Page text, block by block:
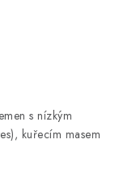
s nízkým
kuřecím masem